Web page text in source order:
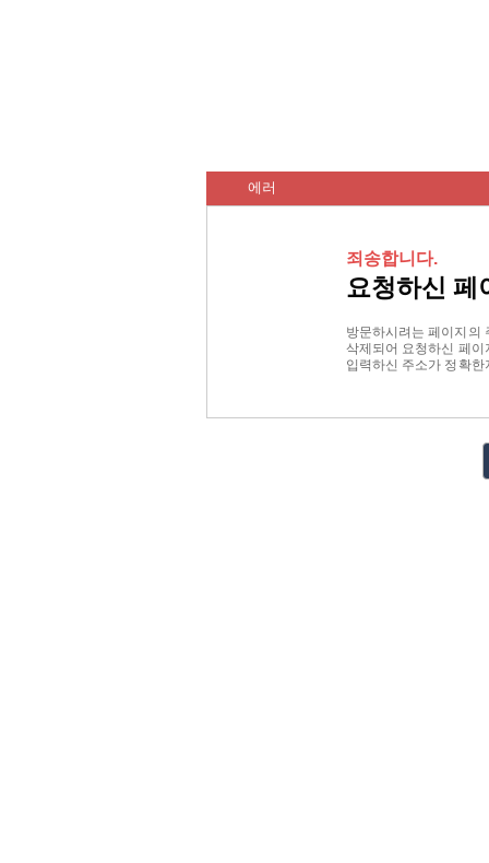
에러
죄송합니다.
요청하신 페
방문하시려는 페이지의
삭제되어 요청하신 페
입력하신 주소가 정확